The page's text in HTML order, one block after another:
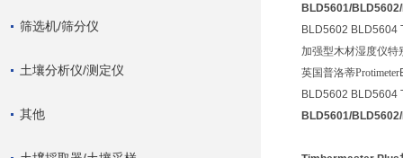
筛选机/筛分仪
土壤分析仪/测定仪
其他
BLD5601/
BLD5602 BLD5604
加强型木材湿度仪特
英国普洛蒂Protimeter
BLD5602 BLD5604
BLD5601/